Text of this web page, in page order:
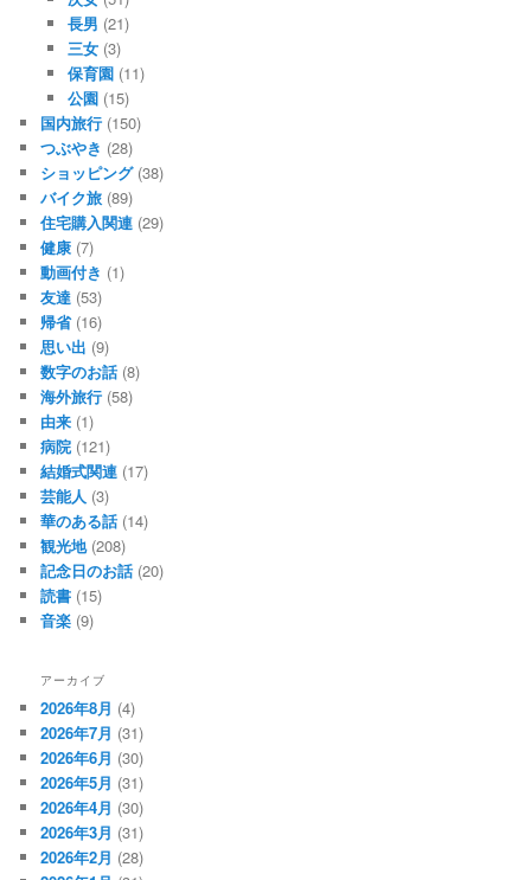
長男 (21)
三女(3)
保育園(11)
公園(15)
国内旅行 (150)
つぶやき (28)
ショッピング(38)
バイク旅 (89)
住宅購入関連 (29)
健康 (7)
動画付き (1)
友達 (53)
帰省(16)
思い出 (9)
数字のお話 (8)
海外旅行 (58)
由来 (1)
病院 (121)
結婚式関連 (17)
芸能人 (3)
華のある話 (14)
観光地(208)
記念日のお話 (20)
読書 (15)
音楽 (9)
アーカイブ
2026年8月 (4)
2026年7月 (31)
2026年6月 (30)
2026年5月 (31)
2026年4月 (30)
2026年3月 (31)
2026年2月 (28)